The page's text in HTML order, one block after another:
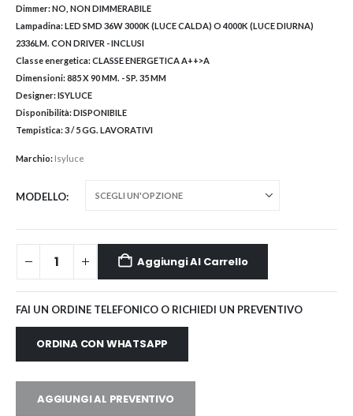
Dimmer:NO, NON DIMMERABILE
Lampadina:LED SMD 36W 3000K (LUCE CALDA) O 4000K (LUCE DIURNA)
2336LM. CON DRIVER - INCLUSI
Classe energetica:CLASSE ENERGETICA A++>A
Dimensioni:885 X 90 MM. - SP. 35 MM
Designer:ISYLUCE
Disponibilità:DISPONIBILE
Tempistica:3 / 5 GG. LAVORATIVI
Marchio: Isyluce
MODELLO
Aggiungi Al Carrello
FAI UN ORDINE TELEFONICO O RICHIEDI UN PREVENTIVO
ORDINA CON WHATSAPP
AGGIUNGI AL PREVENTIVO